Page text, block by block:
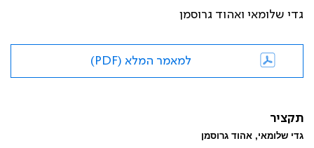
גדי שלומאי ואהוד גרוסמן
למאמר המלא (PDF)
תקציר
גדי שלומאי, אהוד גרוסמן